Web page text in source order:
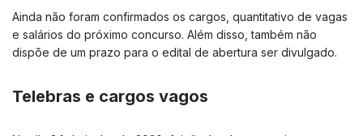
Ainda não foram confirmados os cargos, quantitativo de vagas
e salários do próximo concurso. Além disso, também não
dispõe de um prazo para o edital de abertura ser divulgado.
Telebras e cargos vagos